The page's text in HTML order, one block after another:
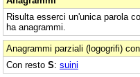
Risulta esserci un'unica parola
ha anagrammi.
Anagrammi parziali (logogrifi)
Con resto S: suini